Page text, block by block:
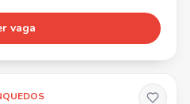
Vale transporte. ✅
ter
vaga